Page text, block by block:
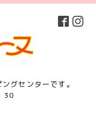
グセンターです。
30